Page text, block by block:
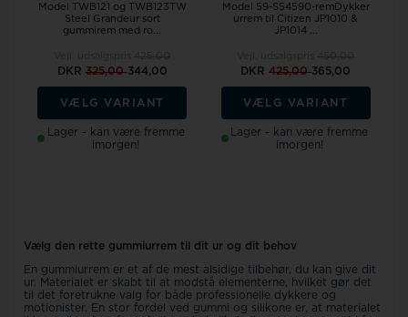
Model TWB121 og TWB123TW
Steel Grandeur sort
gummirem med ro...
DKR 325,00344,00
VÆLG VARIANT
Lager - kan være fremme
imorgen!
Model 59-S54590-remDykker
urrem til Citizen JP1010 &
JP1014 ...
DKR425,00365,00
VÆLG VARIANT
Lager - kan være fremme
imorgen!
Vælg den rette gummiurrem til dit ur og dit behov
En gummiurrem er et af de mest alsidige tilbehør, du kan give dit
ur. Materialet er skabt til at modstå elementerne, hvilket gør det
til det foretrukne valg for både professionelle dykkere og
motionister. En stor fordel ved gummi og silikone er, at materialet